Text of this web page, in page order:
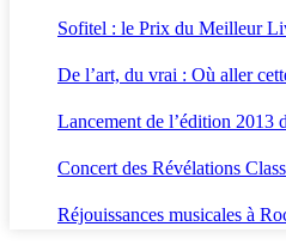
Sofitel : le Prix du Meilleur
De l’art, du vrai : Où aller
Lancement de l’édition 2013
Concert des Révélations
Réjouissances musicales à